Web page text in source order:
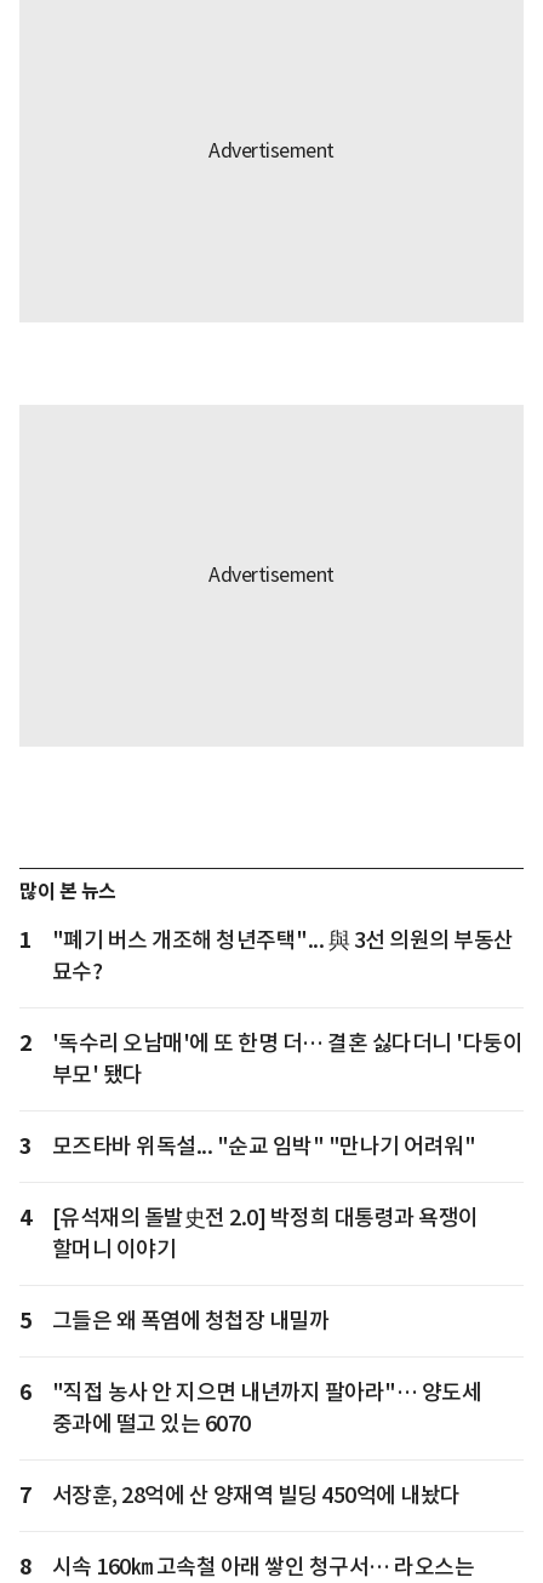
많이 본 뉴스
1
"폐기 버스 개조해 청년주택"... 與 3선 의원의 부동산
묘수?
2
'독수리 오남매'에 또 한명 더… 결혼 싫다더니 '다둥이
부모' 됐다
3 모즈타바 위독설... "순교 임박" "만나기 어려워"
4
[유석재의 돌발史전 2.0] 박정희 대통령과 욕쟁이
할머니 이야기
5 그들은 왜 폭염에 청첩장 내밀까
6
"직접 농사 안 지으면 내년까지 팔아라"… 양도세
중과에 떨고 있는 6070
7 서장훈, 28억에 산 양재역 빌딩 450억에 내놨다
8
시속 160㎞ 고속철 아래 쌓인 청구서… 라오스는